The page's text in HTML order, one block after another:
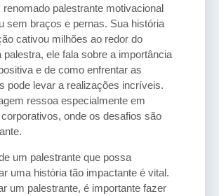
renomado palestrante motivacional
sem braços e pernas. Sua história
cativou milhões ao redor do
palestra, ele fala sobre a importância
e de como enfrentar as
pode levar a realizações incríveis.
ressoa especialmente em
onde os desafios são
um palestrante que possa
uma história tão impactante é vital.
um palestrante, é importante fazer